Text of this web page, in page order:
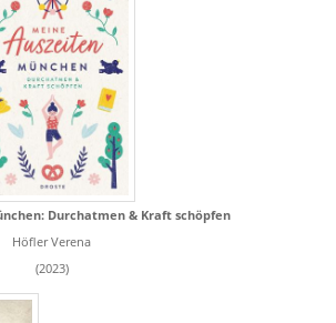
Durchatmen & Kraft schöpfen
Höfler Verena
(2023)